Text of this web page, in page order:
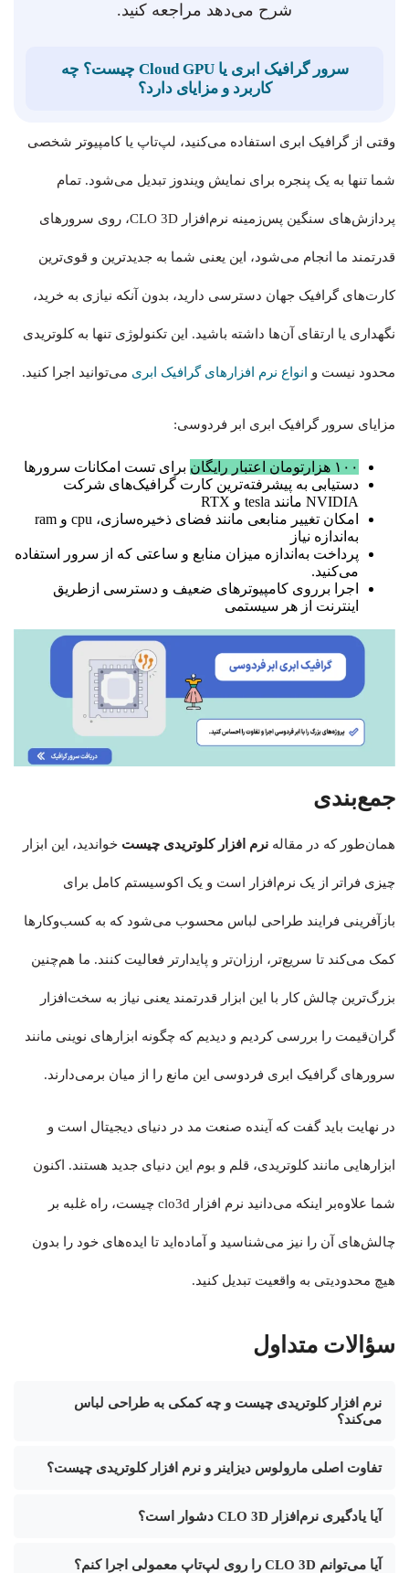
شرح می‌دهد مراجعه کنید.
سرور گرافیک ابری یا Cloud GPU چیست؟ چه
کاربرد و مزایای دارد؟
وقتی از گرافیک ابری استفاده می‌کنید، لپ‌تاپ یا کامپیوتر شخصی
شما تنها به یک پنجره برای نمایش ویندوز تبدیل می‌شود. تمام
پردازش‌های سنگین پس‌زمینه نرم‌افزار CLO 3D، روی سرورهای
قدرتمند ما انجام می‌شود، این یعنی شما به جدیدترین و قوی‌ترین
کارت‌های گرافیک جهان دسترسی دارید، بدون آنکه نیازی به خرید،
نگهداری یا ارتقای آن‌ها داشته باشید. این تکنولوژی تنها به کلوتریدی
محدود نیست و انواع نرم افزارهای گرافیک ابری می‌توانید اجرا کنید.
مزایای سرور گرافیک ابری ابر فردوسی:
۱۰۰ هزارتومان اعتبار رایگان
برای تست امکانات سرورها
دستیابی به پیشرفته‌ترین کارت گرافیک‌های شرکت
NVIDIA مانند tesla و RTX
امکان تغییر منابعی مانند فضای ذخیره‌سازی، cpu و ram
به‌اندازه نیاز
پرداخت به‌اندازه میزان منابع و ساعتی که از سرور استفاده
می‌کنید.
اجرا برروی کامپیوترهای ضعیف و دسترسی ازطریق
اینترنت از هر سیستمی
جمع‌بندی
همان‌طور که در مقاله نرم افزار کلوتریدی چیست خواندید، این ابزار
چیزی فراتر از یک نرم‌افزار است و یک اکوسیستم کامل برای
بازآفرینی فرایند طراحی لباس محسوب می‌شود که به کسب‌وکارها
کمک می‌کند تا سریع‌تر، ارزان‌تر و پایدارتر فعالیت کنند. ما هم‌چنین
بزرگ‌ترین چالش کار با این ابزار قدرتمند یعنی نیاز به سخت‌افزار
گران‌قیمت را بررسی کردیم و دیدیم که چگونه ابزارهای نوینی مانند
سرورهای گرافیک ابری فردوسی این مانع را از میان برمی‌دارند.
در نهایت باید گفت که آینده صنعت مد در دنیای دیجیتال است و
ابزارهایی مانند کلوتریدی، قلم و بوم این دنیای جدید هستند. اکنون
شما علاوه‌بر اینکه می‌دانید نرم افزار clo3d چیست، راه غلبه بر
چالش‌های آن را نیز می‌شناسید و آماده‌اید تا ایده‌های خود را بدون
هیچ محدودیتی به واقعیت تبدیل کنید.
سؤالات متداول
نرم افزار کلوتریدی چیست و چه کمکی به طراحی لباس
می‌کند؟
تفاوت اصلی مارولوس دیزاینر و نرم افزار کلوتریدی چیست؟
آیا یادگیری نرم‌افزار CLO 3D دشوار است؟
آیا می‌توانم CLO 3D را روی لپ‌تاپ معمولی اجرا کنم؟